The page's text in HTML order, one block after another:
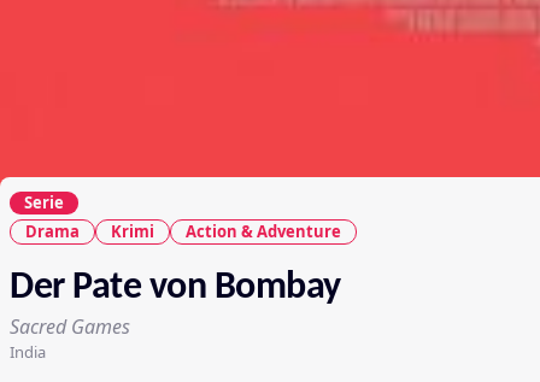
Serie
Drama
Krimi Action & Adventure
Der Pate von Bombay
Sacred Games
India